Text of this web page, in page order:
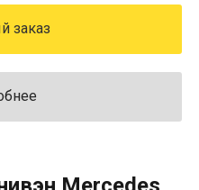
заказ